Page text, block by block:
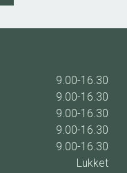
24.000 kr. / år
9.00-16.30
9.00-16.30
9.00-16.30
9.00-16.30
9.00-16.30
Lukket